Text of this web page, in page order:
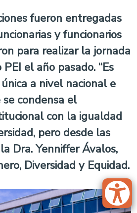
fueron entregadas
y funcionarios
para realizar la jornada
el año pasado. “Es
a nivel nacional e
condensa el
con la igualdad
pero desde las
Dra. Yenniffer Ávalos,
Diversidad y Equidad.